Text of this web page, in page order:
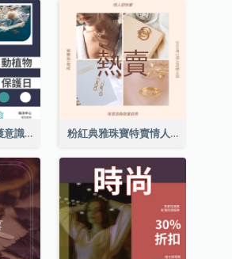
海洋生態系統保護意識Instagram帖子 粉紅典雅珠寶特賣情人節Instagram帖子